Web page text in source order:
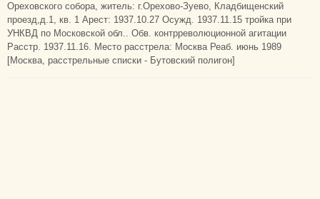
Ореховского собора, житель: г.Орехово-Зуево, Кладбищенский
проезд,д.1, кв. 1 Арест: 1937.10.27 Осужд. 1937.11.15 тройка при
УНКВД по Московской обл.. Обв. контрреволюционной агитации
Расстр. 1937.11.16. Место расстрела: Москва Реаб. июнь 1989
[Москва, расстрельные списки - Бутовский полигон]